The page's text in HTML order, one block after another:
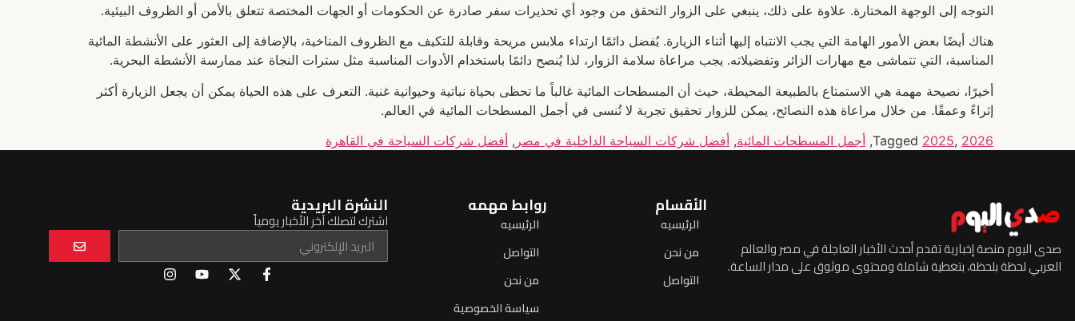
التوجه إلى الوجهة المختارة. علاوة على ذلك، ينبغي على الزوار التحقق من وجود أي تحذيرات سفر صادرة عن الحكومات أو الجهات المختصة تتعلق بالأمن أو الظروف البيئية.
هناك أيضًا بعض الأمور الهامة التي يجب الانتباه إليها أثناء الزيارة. يُفضل دائمًا ارتداء ملابس مريحة وقابلة للتكيف مع الظروف المناخية، بالإضافة إلى العثور على الأنشطة المائية
المناسبة، التي تتماشى مع مهارات الزائر وتفضيلاته. يجب مراعاة سلامة الزوار، لذا يُنصح دائمًا باستخدام الأدوات المناسبة مثل سترات النجاة عند ممارسة الأنشطة البحرية.
أخيرًا، نصيحة مهمة هي الاستمتاع بالطبيعة المحيطة، حيث أن المسطحات المائية غالباً ما تحظى بحياة نباتية وحيوانية غنية. التعرف على هذه الحياة يمكن أن يجعل الزيارة أكثر
إثراءً وعمقًا. من خلال مراعاة هذه النصائح، يمكن للزوار تحقيق تجربة لا تُنسى في أجمل المسطحات المائية في العالم.
Tagged 2025, 2026
, أجمل المسطحات المائية, أفضل شركات السياحة الداخلية في مصر , أفضل شركات السياحة في القاهرة
صدى اليوم منصة إخبارية تقدم أحدث الأخبار العاجلة في مصر والعالم
العربي لحظة بلحظة، بتغطية شاملة ومحتوى موثوق على مدار الساعة.
الأقسام
الرئيسيه
من نحن
التواصل
روابط مهمه
الرئيسيه
التواصل
من نحن
سياسة الخصوصية
النشرة البريدية
اشترك لتصلك آخر الأخبار يومياً